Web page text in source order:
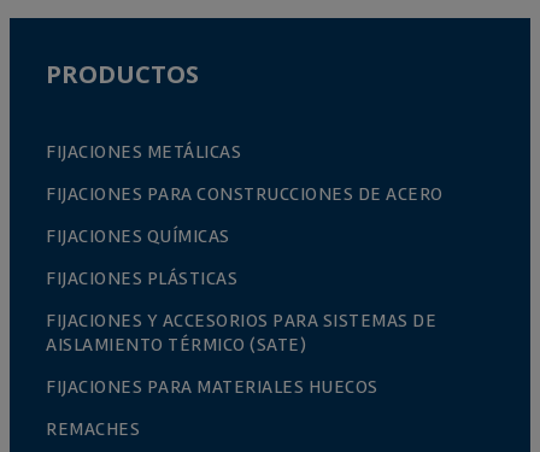
PRODUCTOS
FIJACIONES METÁLICAS
FIJACIONES PARA CONSTRUCCIONES DE ACERO
FIJACIONES QUÍMICAS
FIJACIONES PLÁSTICAS
FIJACIONES Y ACCESORIOS PARA SISTEMAS DE
AISLAMIENTO TÉRMICO (SATE)
FIJACIONES PARA MATERIALES HUECOS
REMACHES